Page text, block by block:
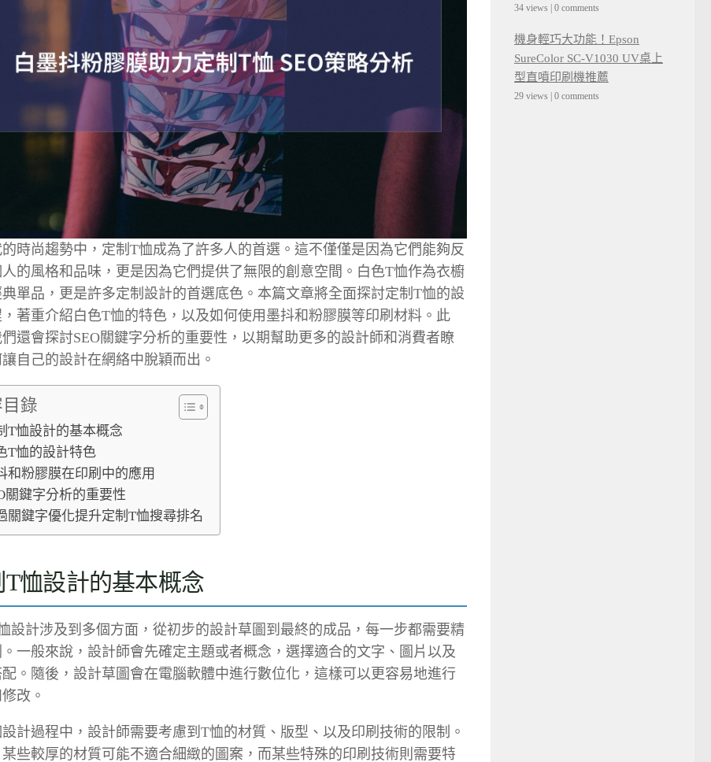
時尚趨勢中，定制T恤成為了許多人的首選。這不僅僅是因為它們能夠反
人的風格和品味，更是因為它們提供了無限的創意空間。白色T恤作為衣櫥
單品，更是許多定制設計的首選底色。本篇文章將全面探討定制T恤的設
著重介紹白色T恤的特色，以及如何使用墨抖和粉膠膜等印刷材料。此
還會探討SEO關鍵字分析的重要性，以期幫助更多的設計師和消費者瞭
自己的設計在網絡中脫穎而出。
錄
T恤設計的基本概念
T恤的設計特色
和粉膠膜在印刷中的應用
關鍵字分析的重要性
關鍵字優化提升定制T恤搜尋排名
T恤設計的基本概念
設計涉及到多個方面，從初步的設計草圖到最終的成品，每一步都需要精
一般來說，設計師會先確定主題或者概念，選擇適合的文字、圖片以及
。隨後，設計草圖會在電腦軟體中進行數位化，這樣可以更容易地進行
改。
計過程中，設計師需要考慮到T恤的材質、版型、以及印刷技術的限制。
些較厚的材質可能不適合細緻的圖案，而某些特殊的印刷技術則需要特
34 views 0 comments
機身輕巧大功能！Epson
SureColor SC-V1030 UV桌上
型直噴印刷機推薦
29 views 0 comments